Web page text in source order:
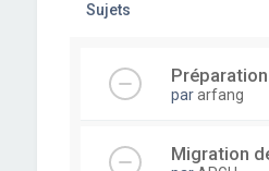
Sujets
pararfang
Migration